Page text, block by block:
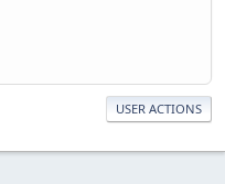
USER ACTIONS